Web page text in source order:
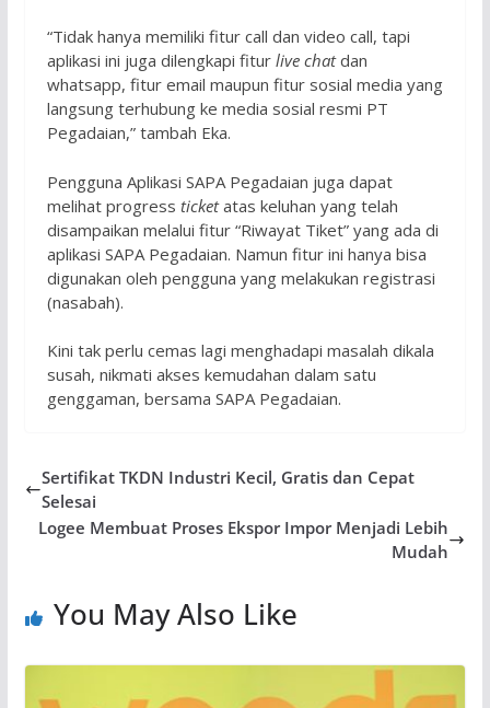
“Tidak hanya memiliki fitur call dan video call, tapi
aplikasi ini juga dilengkapi fitur live chatdan
whatsapp, fitur email maupun fitur sosial media yang
langsung terhubung ke media sosial resmi PT
Pegadaian,” tambah Eka.
Pengguna Aplikasi SAPA Pegadaian juga dapat
melihat progress ticketatas keluhan yang telah
disampaikan melalui fitur “Riwayat Tiket” yang ada di
aplikasi SAPA Pegadaian. Namun fitur ini hanya bisa
digunakan oleh pengguna yang melakukan registrasi
(nasabah).
Kini tak perlu cemas lagi menghadapi masalah dikala
susah, nikmati akses kemudahan dalam satu
genggaman, bersama SAPA Pegadaian.
Sertifikat TKDN Industri Kecil, Gratis dan Cepat
Selesai
Logee Membuat Proses Ekspor Impor Menjadi Lebih
Mudah
You May Also Like